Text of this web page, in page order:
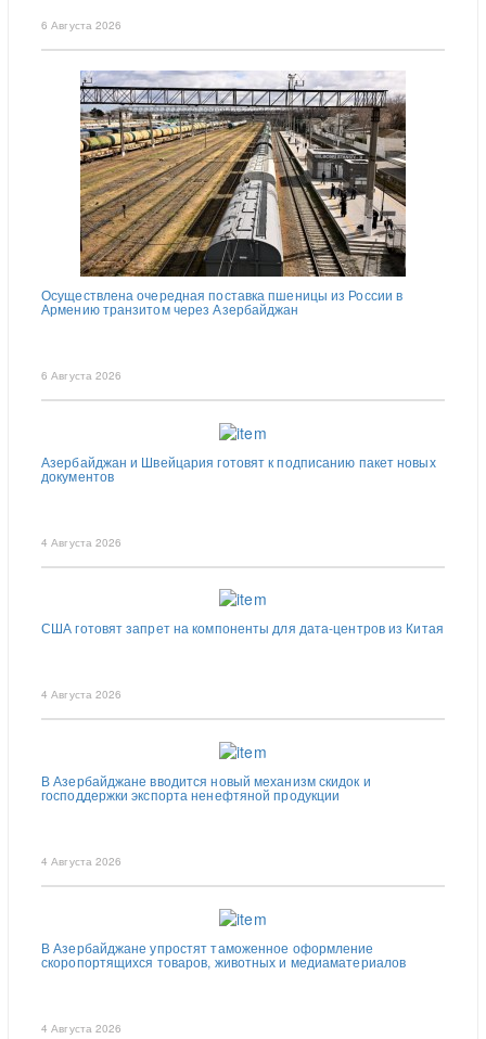
6 Августа 2026
Осуществлена очередная поставка пшеницы из России в
Армению транзитом через Азербайджан
6 Августа 2026
Азербайджан и Швейцария готовят к подписанию пакет новых
документов
4 Августа 2026
США готовят запрет на компоненты для дата-центров из Китая
4 Августа 2026
В Азербайджане вводится новый механизм скидок и
господдержки экспорта ненефтяной продукции
4 Августа 2026
В Азербайджане упростят таможенное оформление
скоропортящихся товаров, животных и медиаматериалов
4 Августа 2026